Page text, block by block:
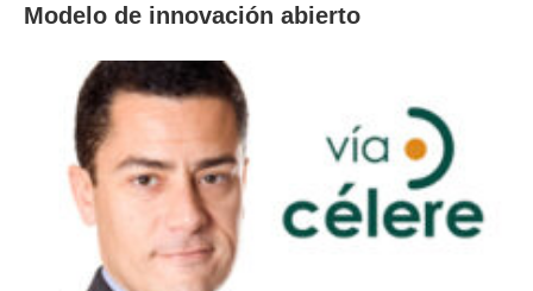
Modelo de innovación abierto